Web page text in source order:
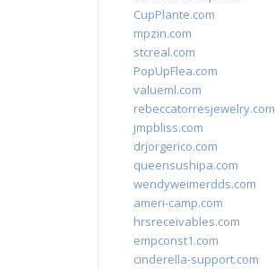
CupPlante.com
mpzin.com
stcreal.com
PopUpFlea.com
valueml.com
rebeccatorresjewelry.com
jmpbliss.com
drjorgerico.com
queensushipa.com
wendyweimerdds.com
ameri-camp.com
hrsreceivables.com
empconst1.com
cinderella-support.com